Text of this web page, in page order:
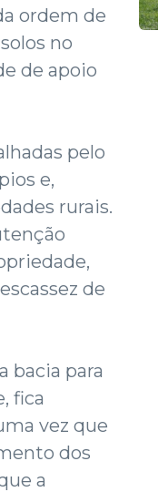
ordem de
no
de apoio
pelo
e,
rurais.
de
bacia para
fica
vez que
dos
a